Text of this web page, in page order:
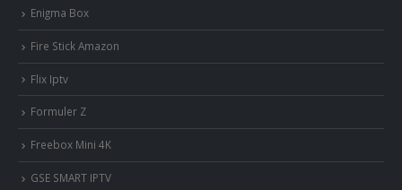
Enigma Box
Fire Stick Amazon
Flix Iptv
Formuler Z
Freebox Mini 4K
‎GSE SMART IPTV